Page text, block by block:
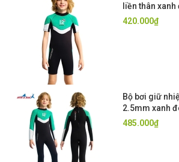
liền thân
2.5mm,
420.000₫
Bộ bơi giữ
2.5mm xanh
thân, Dive& Sail
485.000₫